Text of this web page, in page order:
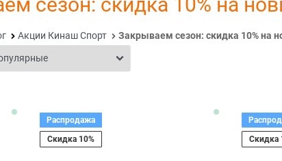
Акции Кинаш Спорт Закрываем сезон: скидка 10% на
Распродажа
Скидка 10%
Скидка